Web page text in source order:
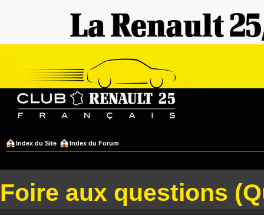
Index du Site Index du Forum
Foire aux questions